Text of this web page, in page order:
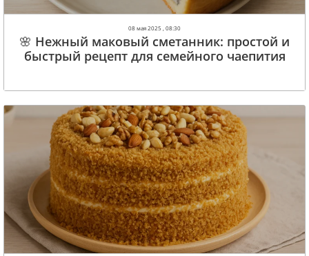
08 мая 2025 , 08:30
🌸 Нежный маковый сметанник: простой и
быстрый рецепт для семейного чаепития